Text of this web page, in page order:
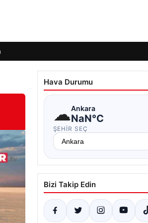
Hava Durumu
☁Ankara
NaN°C
ŞEHIR SEÇ
Bizi Takip Edin